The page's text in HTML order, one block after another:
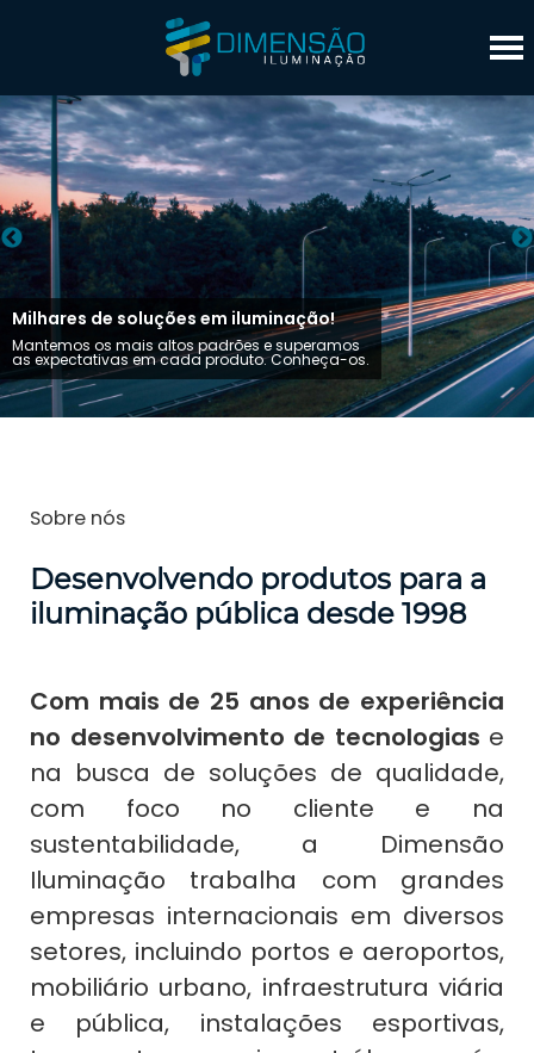
Milhares de soluções em iluminação!
Mantemos os mais altos padrões e superamos
as expectativas em cada produto. Conheça-os.
Sobre nós
Desenvolvendo produtos para a
iluminação pública desde 1998
Com mais de 25 anos de experiência
no desenvolvimento de tecnologias e
na busca de soluções de qualidade,
com foco no cliente e na
sustentabilidade, a Dimensão
Iluminação trabalha com grandes
empresas internacionais em diversos
setores, incluindo portos e aeroportos,
mobiliário urbano, infraestrutura viária
e pública, instalações esportivas,